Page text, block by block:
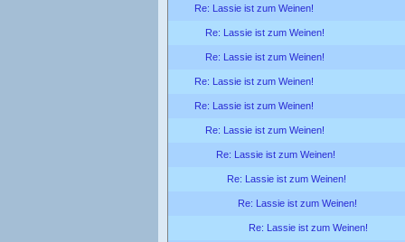
Re: Lassie ist zum Weinen!
Re: Lassie ist zum Weinen!
Re: Lassie ist zum Weinen!
Re: Lassie ist zum Weinen!
Re: Lassie ist zum Weinen!
Re: Lassie ist zum Weinen!
Re: Lassie ist zum Weinen!
Re: Lassie ist zum Weinen!
Re: Lassie ist zum Weinen!
Re: Lassie ist zum Weinen!